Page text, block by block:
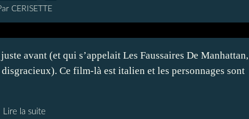
CERISETTE
avant (et qui s’appelait Les Faussaires De Manhattan,
Ce film-là est italien et les personnages sont
Lire la suite